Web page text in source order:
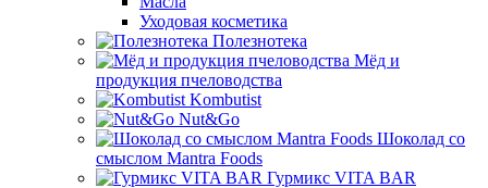
Уходовая косметика
Полезнотека
Мёд и
продукция пчеловодства
Kombutist
Nut&Go
Шоколад со
смыслом Mantra Foods
Гурмикс VITA BAR